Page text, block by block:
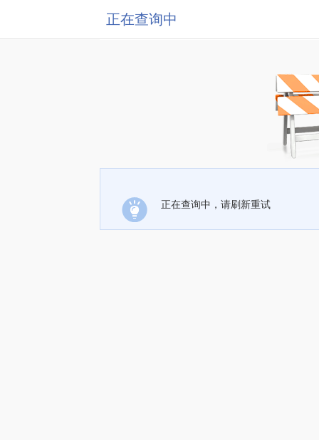
正在查询中
正在查询中，请刷新重试